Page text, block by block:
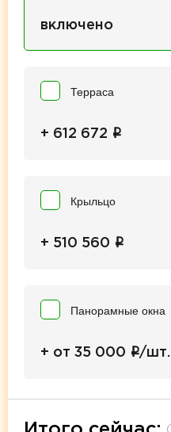
включено
Терраса
+ 612 672 i
Крыльцо
+ 510 560 i
Панорамные окна
+ от 35 000 i/шт.